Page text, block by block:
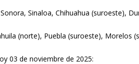
Sinaloa, Chihuahua (suroeste),
(norte), Puebla (suroeste), Morelos
03 de noviembre de 2025: